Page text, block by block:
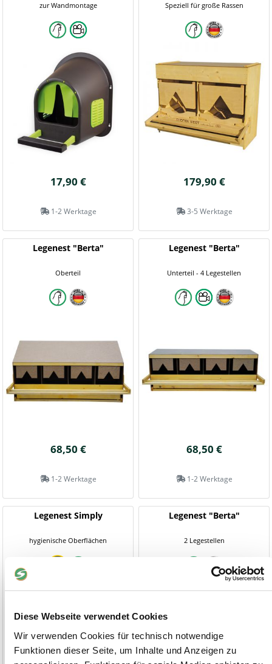
Diese Webseite verwendet Cookies
Wir verwenden Cookies für technisch notwendige
Funktionen dieser Seite, um Inhalte und Anzeigen zu
zur Wandmontage
17,90 €
1-2 Werktage
Speziell für große Rassen
179,90 €
3-5 Werktage
Legenest "Berta"
Oberteil
68,50 €
1-2 Werktage
Legenest "Berta"
Unterteil - 4 Legestellen
68,50 €
1-2 Werktage
Legenest Simply
hygienische Oberflächen
Legenest "Berta"
2 Legestellen